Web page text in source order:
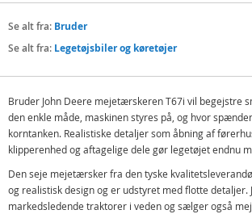
Se alt fra: Bruder
Se alt fra: Legetøjsbiler og køretøjer
Bruder John Deere mejetærskeren T67i vil begejstre
den enkle måde, maskinen styres på, og hvor
korntanken. Realistiske detaljer som åbning af
klipperenhed og aftagelige dele gør legetøjet endnu
Den seje mejetærsker fra den tyske
og realistisk design og er udstyret med flotte detaljer.
markedsledende traktorer i veden og sælger også